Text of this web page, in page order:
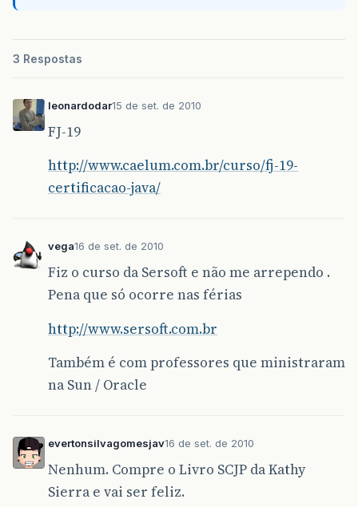
3 Respostas
leonardodar15 de set. de 2010
FJ-19
http://www.caelum.com.br/curso/fj-19-
certificacao-java/
vega16 de set. de 2010
Fiz o curso da Sersoft e não me arrependo .
Pena que só ocorre nas férias
http://www.sersoft.com.br
Também é com professores que ministraram
na Sun / Oracle
evertonsilvagomesjav16 de set. de 2010
Nenhum. Compre o Livro SCJP da Kathy
Sierra e vai ser feliz.